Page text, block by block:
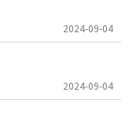
2024-09-04
2024-09-04